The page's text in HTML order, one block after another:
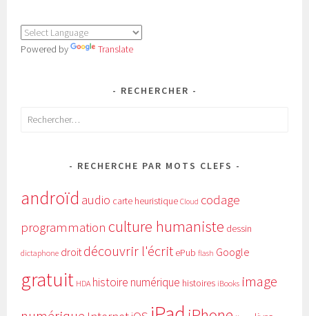
Powered by Translate
RECHERCHER
Rechercher :
RECHERCHE PAR MOTS CLEFS
androïd audio carte heuristique Cloud codage
programmation culture humaniste dessin
dictaphone droit découvrir l'écrit ePub flash Google
gratuit HDA histoire numérique histoires iBooks image